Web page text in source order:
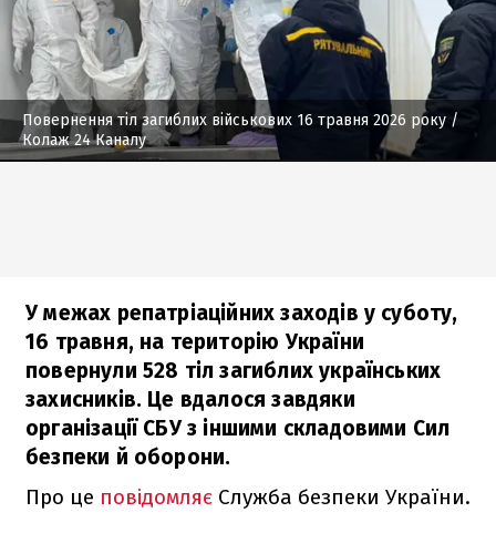
Повернення тіл загиблих військових 16 травня 2026 року /
Колаж 24 Каналу
У межах репатріаційних заходів у суботу,
16 травня, на територію України
повернули 528 тіл загиблих українських
захисників. Це вдалося завдяки
організації СБУ з іншими складовими Сил
безпеки й оборони.
Про це повідомляє Служба безпеки України.